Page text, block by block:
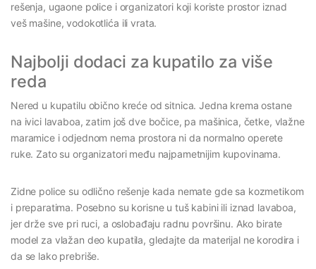
rešenja, ugaone police i organizatori koji koriste prostor iznad
veš mašine, vodokotlića ili vrata.
Najbolji dodaci za kupatilo za više
reda
Nered u kupatilu obično kreće od sitnica. Jedna krema ostane
na ivici lavaboa, zatim još dve bočice, pa mašinica, četke, vlažne
maramice i odjednom nema prostora ni da normalno operete
ruke. Zato su organizatori među najpametnijim kupovinama.
Zidne police su odlično rešenje kada nemate gde sa kozmetikom
i preparatima. Posebno su korisne u tuš kabini ili iznad lavaboa,
jer drže sve pri ruci, a oslobađaju radnu površinu. Ako birate
model za vlažan deo kupatila, gledajte da materijal ne korodira i
da se lako prebriše.